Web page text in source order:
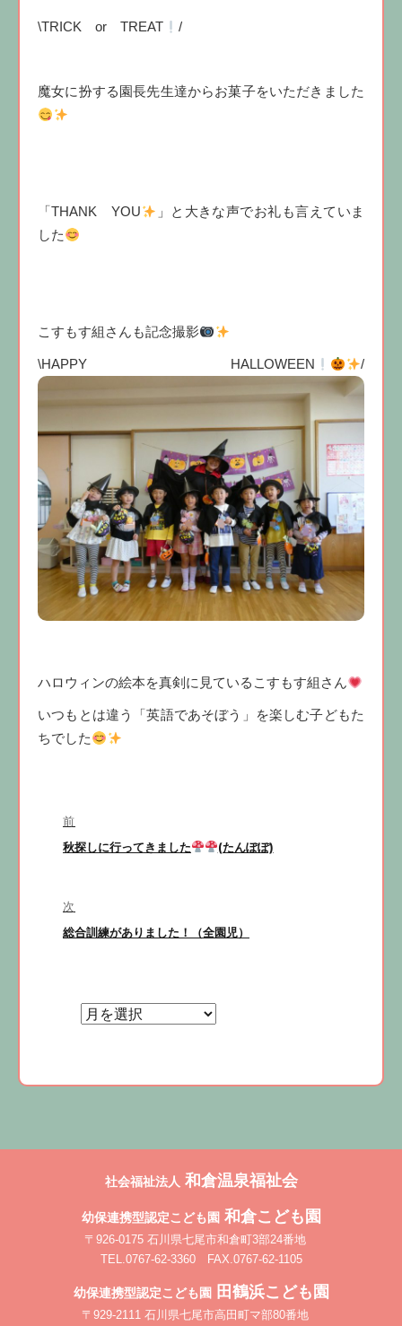
\TRICK or TREAT /
魔女に扮する園長先生達からお菓子をいただきました
「THANK YOU
」と大きな声でお礼も言えていま
した
こすもす組さんも記念撮影
\HAPPY HALLOWEEN /
ハロウィンの絵本を真剣に見ているこすもす組さん
いつもとは違う「英語であそぼう」を楽しむ子どもた
ちでした
投
ナ
ー
シ
ョ
前
前
稿:
秋探しに行ってきました (たんぽぽ)
次
次
総合訓練がありました！（全園児）
社会福祉法人 和倉温泉福祉会
幼保連携型認定こども園和倉こども園
〒926-0175 石川県七尾市和倉町3部24番地
TEL.0767-62-3360 FAX.0767-62-1105
幼保連携型認定こども園田鶴浜こども園
〒929-2111 石川県七尾市高田町マ部80番地